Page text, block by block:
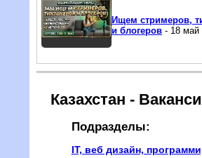
Ищем стримеров,
и блогеров- 18 май
Казахстан -
Подразделы:
IT, веб дизайн,